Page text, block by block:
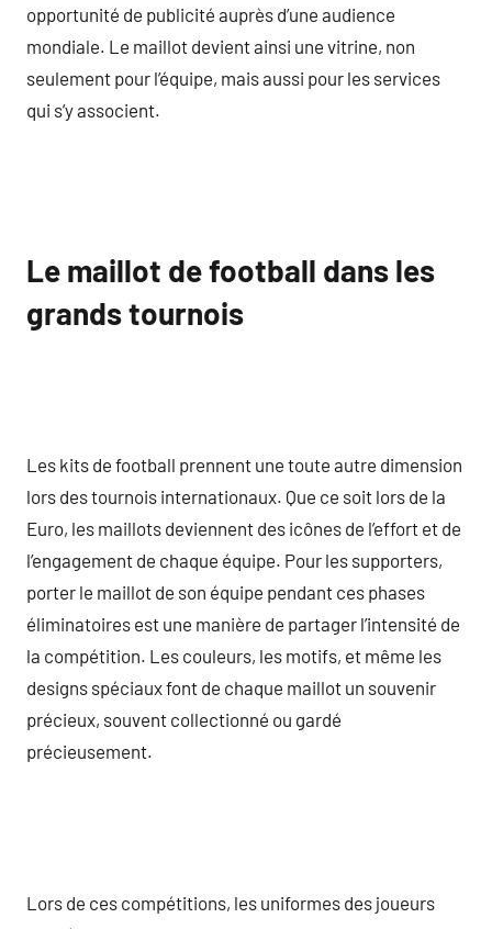
opportunité de publicité auprès d’une audience
mondiale. Le maillot devient ainsi une vitrine, non
seulement pour l’équipe, mais aussi pour les services
qui s’y associent.
Le maillot de football dans les
grands tournois
Les kits de football prennent une toute autre dimension
lors des tournois internationaux. Que ce soit lors de la
Euro, les maillots deviennent des icônes de l’effort et de
l’engagement de chaque équipe. Pour les supporters,
porter le maillot de son équipe pendant ces phases
éliminatoires est une manière de partager l’intensité de
la compétition. Les couleurs, les motifs, et même les
designs spéciaux font de chaque maillot un souvenir
précieux, souvent collectionné ou gardé
précieusement.
Lors de ces compétitions, les uniformes des joueurs